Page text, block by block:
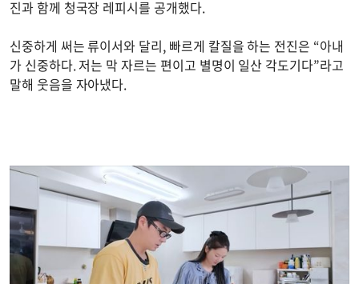
진과 함께 청국장 레피시를 공개했다.
신중하게 써는 류이서와 달리, 빠르게 칼질을 하는 전진은 “아내
가 신중하다. 저는 막 자르는 편이고 별명이 일산 각도기다”라고
말해 웃음을 자아냈다.